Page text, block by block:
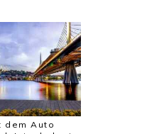
dem Auto